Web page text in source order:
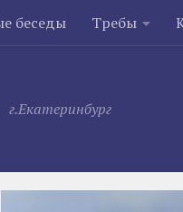
беседы Требы
г.Екатеринбург